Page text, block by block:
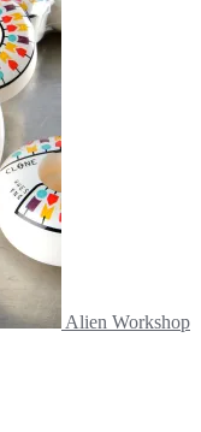
Alien Workshop